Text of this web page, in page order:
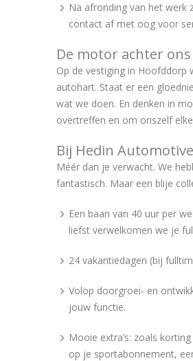
Na afronding van het werk
contact af met oog voor
De motor achter ons
Op de vestiging in Hoofddorp
autohart. Staat er een
wat we doen. En denken in
overtreffen en om onszelf
Bij Hedin
Méér dan je verwacht. We
fantastisch. Maar een blije
Een baan van 40 uur per
liefst verwelkomen we je
24 vakantiedagen (bij
Volop doorgroei- en
jouw functie.
Mooie extra’s: zoals
op je sportabonnement,